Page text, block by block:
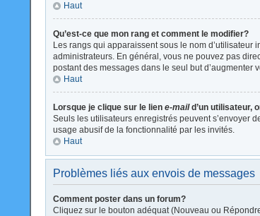
Haut
Qu’est-ce que mon rang et comment le modifier?
Les rangs qui apparaissent sous le nom
administrateurs. En général, vous ne pouvez pas
postant des messages dans le seul but
Haut
Lorsque je clique sur le lien e-maild’un utilisateur,
Seuls les utilisateurs enregistrés peuvent s’envoyer
usage abusif de la fonctionnalité par les invités.
Haut
Problèmes liés aux envois de messages
Comment poster dans un forum?
Cliquez sur le bouton adéquat (Nouveau ou